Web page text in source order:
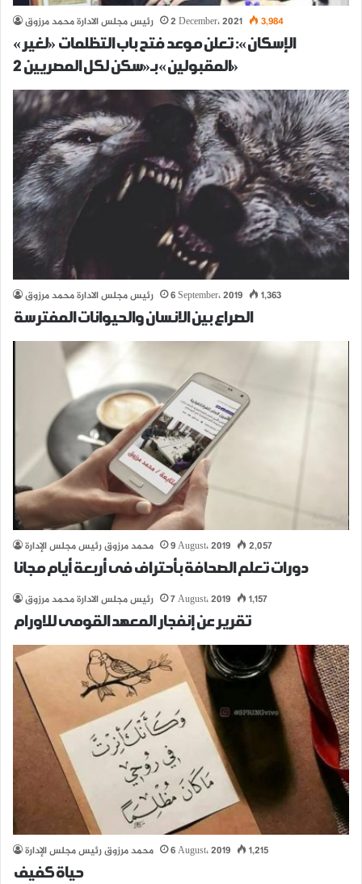
رئيس مجلس الادارة محمد مرزوق 2 December، 2021 3,984
«الإسكان»: تعلن موعد فتح باب التظلمات «لغير
المقبولين» بـ«سكن لكل المصريين 2»
رئيس مجلس الادارة محمد مرزوق 6 September، 2019 1,363
الصراع بين الانسان والحيوانات المفترسة
محمد مرزوق رئيس مجلس الإدارة 9 August، 2019 2,057
دورات تعلم الصحافة بأحتراف فى أربعة أيام مجانا
رئيس مجلس الادارة محمد مرزوق 7 August، 2019 1,157
تقرير عن إنفجار المعهد القومى للاورام
محمد مرزوق رئيس مجلس الإدارة 6 August، 2019 1,215
حياة كفيف